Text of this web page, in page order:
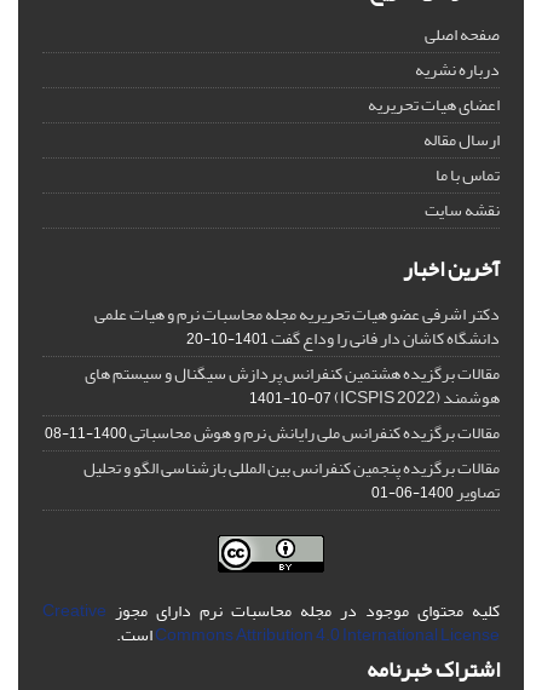
صفحه اصلی
درباره نشریه
اعضای هیات تحریریه
ارسال مقاله
تماس با ما
نقشه سایت
آخرین اخبار
دکتر اشرفی عضو هیات تحریریه مجله محاسبات نرم و هیات علمی
دانشگاه کاشان دار فانی را وداع گفت1401-10-20
مقالات برگزیده هشتمین کنفرانس پردازش سیگنال و سیستم های
هوشمند (ICSPIS 2022) 1401-10-07
مقالات برگزیده کنفرانس ملی رایانش نرم و هوش محاسباتی1400-11-08
مقالات برگزیده پنجمین کنفرانس بین المللی بازشناسی الگو و تحلیل
تصاویر1400-06-01
کلیه محتوای موجود در مجله محاسبات نرم دارای مجوز Creative
Commons Attribution 4.0 International Licenseاست.
اشتراک خبرنامه